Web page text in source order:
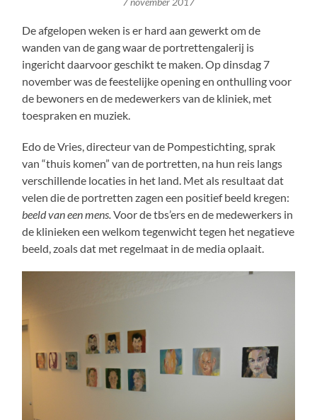
De afgelopen weken is er hard aan gewerkt om de
wanden van de gang waar de portrettengalerij is
ingericht daarvoor geschikt te maken. Op dinsdag 7
november was de feestelijke opening en onthulling voor
de bewoners en de medewerkers van de kliniek, met
toespraken en muziek.
Edo de Vries, directeur van de Pompestichting, sprak
van “thuis komen” van de portretten, na hun reis langs
verschillende locaties in het land. Met als resultaat dat
velen die de portretten zagen een positief beeld kregen:
beeld van een mens. Voor de tbs’ers en de medewerkers in
de klinieken een welkom tegenwicht tegen het negatieve
beeld, zoals dat met regelmaat in de media oplaait.